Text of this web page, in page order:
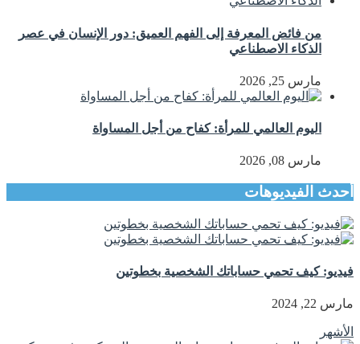
من فائض المعرفة إلى الفهم العميق: دور الإنسان في عصر
الذكاء الاصطناعي
مارس 25, 2026
اليوم العالمي للمرأة: كفاح من أجل المساواة
مارس 08, 2026
أحدث الفيديوهات
فيديو: كيف تحمي حساباتك الشخصية بخطوتين
مارس 22, 2024
الأشهر